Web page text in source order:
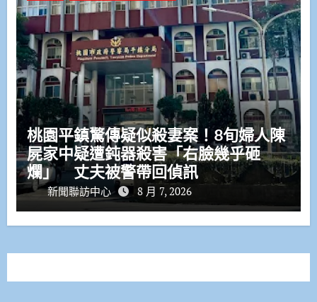
桃園平鎮驚傳疑似殺妻案！8旬婦人陳
屍家中疑遭鈍器殺害「右臉幾乎砸
爛」 丈夫被警帶回偵訊
新聞聯訪中心 8 月 7, 2026